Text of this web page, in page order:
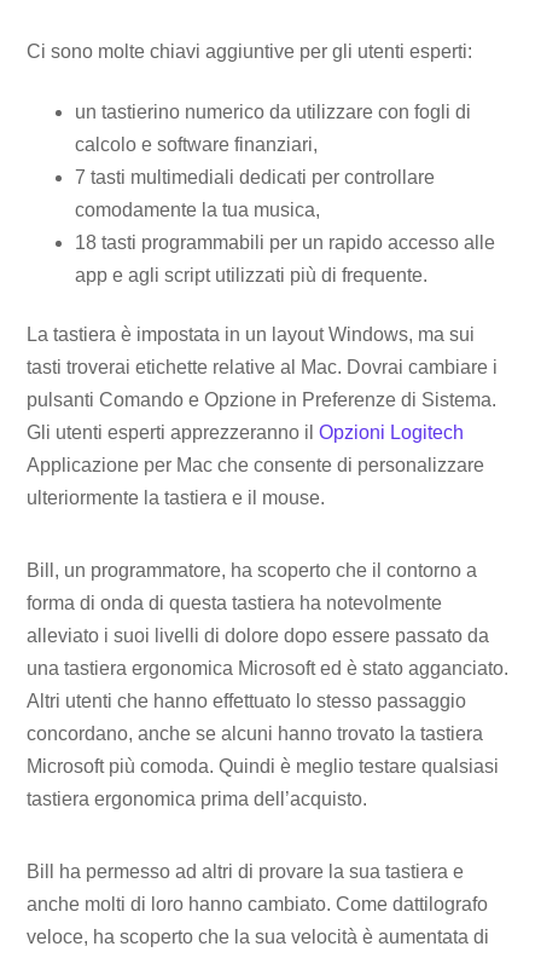
Ci sono molte chiavi aggiuntive per gli utenti esperti:
un tastierino numerico da utilizzare con fogli di
calcolo e software finanziari,
7 tasti multimediali dedicati per controllare
comodamente la tua musica,
18 tasti programmabili per un rapido accesso alle
app e agli script utilizzati più di frequente.
La tastiera è impostata in un layout Windows, ma sui
tasti troverai etichette relative al Mac. Dovrai cambiare i
pulsanti Comando e Opzione in Preferenze di Sistema.
Gli utenti esperti apprezzeranno ilOpzioni Logitech
Applicazione per Mac che consente di personalizzare
ulteriormente la tastiera e il mouse.
Bill, un programmatore, ha scoperto che il contorno a
forma di onda di questa tastiera ha notevolmente
alleviato i suoi livelli di dolore dopo essere passato da
una tastiera ergonomica Microsoft ed è stato agganciato.
Altri utenti che hanno effettuato lo stesso passaggio
concordano, anche se alcuni hanno trovato la tastiera
Microsoft più comoda. Quindi è meglio testare qualsiasi
tastiera ergonomica prima dell’acquisto.
Bill ha permesso ad altri di provare la sua tastiera e
anche molti di loro hanno cambiato. Come dattilografo
veloce, ha scoperto che la sua velocità è aumentata di